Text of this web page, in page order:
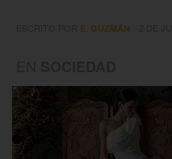
E. GUZMÁN